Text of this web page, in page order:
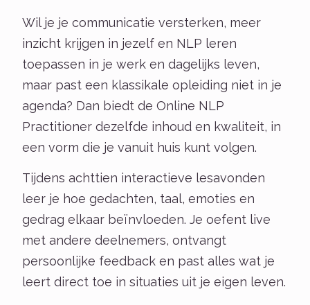
Wil je je communicatie versterken, meer
inzicht krijgen in jezelf en NLP leren
toepassen in je werk en dagelijks leven,
maar past een klassikale opleiding niet in je
agenda? Dan biedt de Online NLP
Practitioner dezelfde inhoud en kwaliteit, in
een vorm die je vanuit huis kunt volgen.
Tijdens achttien interactieve lesavonden
leer je hoe gedachten, taal, emoties en
gedrag elkaar beïnvloeden. Je oefent live
met andere deelnemers, ontvangt
persoonlijke feedback en past alles wat je
leert direct toe in situaties uit je eigen leven.